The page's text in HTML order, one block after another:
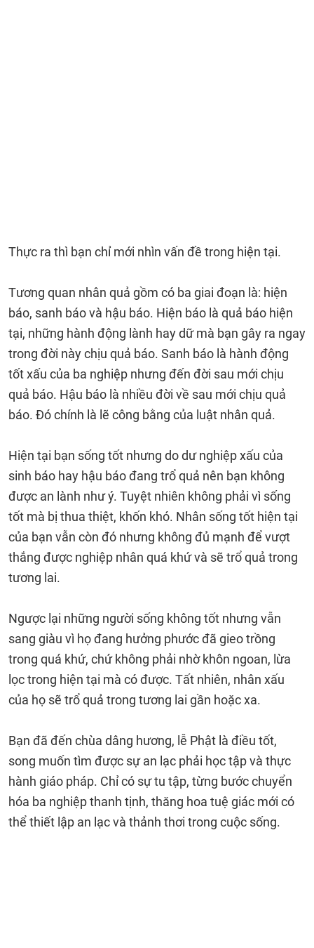
Thực ra thì bạn chỉ mới nhìn vấn đề trong hiện tại.
Tương quan nhân quả gồm có ba giai đoạn là: hiện
báo, sanh báo và hậu báo. Hiện báo là quả báo hiện
tại, những hành động lành hay dữ mà bạn gây ra ngay
trong đời này chịu quả báo. Sanh báo là hành động
tốt xấu của ba nghiệp nhưng đến đời sau mới chịu
quả báo. Hậu báo là nhiều đời về sau mới chịu quả
báo. Đó chính là lẽ công bằng của luật nhân quả.
Hiện tại bạn sống tốt nhưng do dư nghiệp xấu của
sinh báo hay hậu báo đang trổ quả nên bạn không
được an lành như ý. Tuyệt nhiên không phải vì sống
tốt mà bị thua thiệt, khốn khó. Nhân sống tốt hiện tại
của bạn vẫn còn đó nhưng không đủ mạnh để vượt
thắng được nghiệp nhân quá khứ và sẽ trổ quả trong
tương lai.
Ngược lại những người sống không tốt nhưng vẫn
sang giàu vì họ đang hưởng phước đã gieo trồng
trong quá khứ, chứ không phải nhờ khôn ngoan, lừa
lọc trong hiện tại mà có được. Tất nhiên, nhân xấu
của họ sẽ trổ quả trong tương lai gần hoặc xa.
Bạn đã đến chùa dâng hương, lễ Phật là điều tốt,
song muốn tìm được sự an lạc phải học tập và thực
hành giáo pháp. Chỉ có sự tu tập, từng bước chuyển
hóa ba nghiệp thanh tịnh, thăng hoa tuệ giác mới có
thể thiết lập an lạc và thảnh thơi trong cuộc sống.